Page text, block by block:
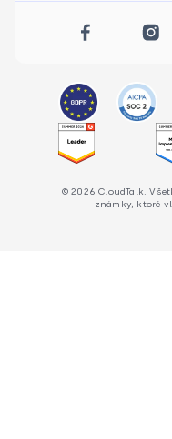
© 2026 CloudTalk.
známky, ktoré